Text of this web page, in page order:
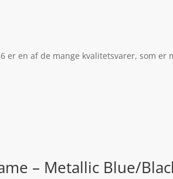
er en af de mange kvalitetsvarer, som
– Metallic Blue/